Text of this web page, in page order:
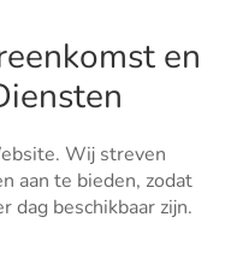
en
Wij streven
aan te bieden, zodat
dag beschikbaar zijn.